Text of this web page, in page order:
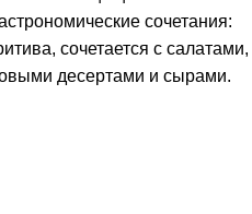
сочетания:
сочетается с салатами,
десертами и сырами.